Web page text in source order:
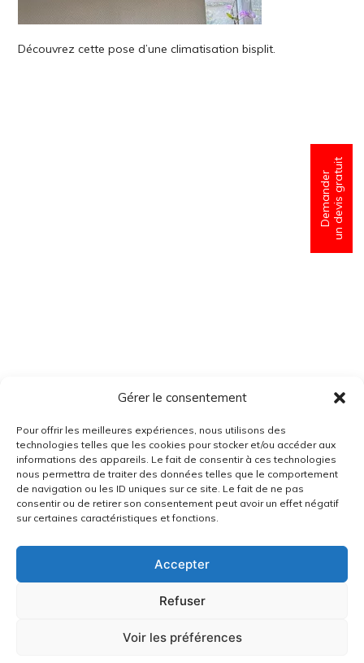
Gérer le consentement
Pour offrir les meilleures expériences, nous utilisons des
technologies telles que les cookies pour stocker et/ou accéder aux
informations des appareils. Le fait de consentir à ces technologies
nous permettra de traiter des données telles que le comportement
de navigation ou les ID uniques sur ce site. Le fait de ne pas
consentir ou de retirer son consentement peut avoir un effet négatif
sur certaines caractéristiques et fonctions.
Accepter
Refuser
Voir les préférences
Demanderun devis gratuit
Découvrez cette pose d’une climatisation bisplit.